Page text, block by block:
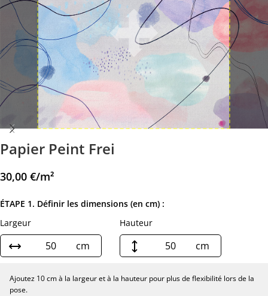
Papier Peint Frei
30,00 €/m²
ÉTAPE 1. Définir les dimensions (en cm) :
Largeur
cm
Hauteur
cm
Ajoutez 10 cm à la largeur et à la hauteur pour plus de flexibilité lors de la
pose.